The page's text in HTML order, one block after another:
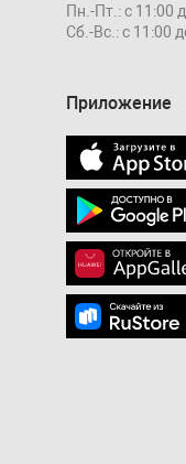
Пн.-Пт.: с 11:00
Сб.-Вс.: с 11:00
Приложение